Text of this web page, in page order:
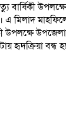
উপজেলা
বন্ধ